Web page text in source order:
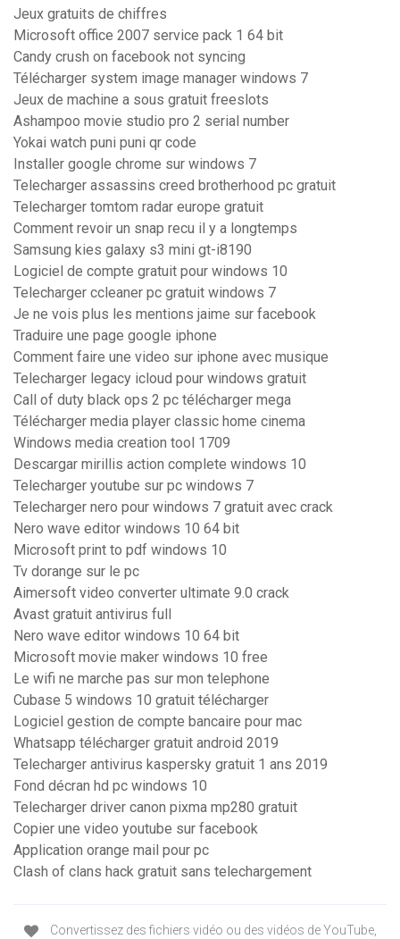
Jeux gratuits de chiffres
Microsoft office 2007 service pack 1 64 bit
Candy crush on facebook not syncing
Télécharger system image manager windows 7
Jeux de machine a sous gratuit freeslots
Ashampoo movie studio pro 2 serial number
Yokai watch puni puni qr code
Installer google chrome sur windows 7
Telecharger assassins creed brotherhood pc gratuit
Telecharger tomtom radar europe gratuit
Comment revoir un snap recu il y a longtemps
Samsung kies galaxy s3 mini gt-i8190
Logiciel de compte gratuit pour windows 10
Telecharger ccleaner pc gratuit windows 7
Je ne vois plus les mentions jaime sur facebook
Traduire une page google iphone
Comment faire une video sur iphone avec musique
Telecharger legacy icloud pour windows gratuit
Call of duty black ops 2 pc télécharger mega
Télécharger media player classic home cinema
Windows media creation tool 1709
Descargar mirillis action complete windows 10
Telecharger youtube sur pc windows 7
Telecharger nero pour windows 7 gratuit avec crack
Nero wave editor windows 10 64 bit
Microsoft print to pdf windows 10
Tv dorange sur le pc
Aimersoft video converter ultimate 9.0 crack
Avast gratuit antivirus full
Nero wave editor windows 10 64 bit
Microsoft movie maker windows 10 free
Le wifi ne marche pas sur mon telephone
Cubase 5 windows 10 gratuit télécharger
Logiciel gestion de compte bancaire pour mac
Whatsapp télécharger gratuit android 2019
Telecharger antivirus kaspersky gratuit 1 ans 2019
Fond décran hd pc windows 10
Telecharger driver canon pixma mp280 gratuit
Copier une video youtube sur facebook
Application orange mail pour pc
Clash of clans hack gratuit sans telechargement
Convertissez des fichiers vidéo ou des vidéos de YouTube,